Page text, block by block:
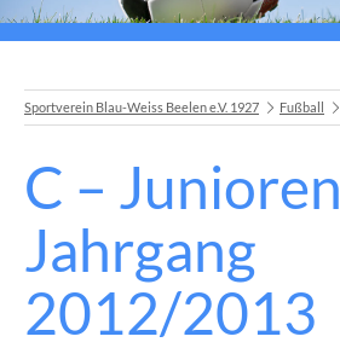
Sportverein Blau-Weiss Beelen e.V. 1927 Fußball
C – Junioren
Jahrgang
2012/2013